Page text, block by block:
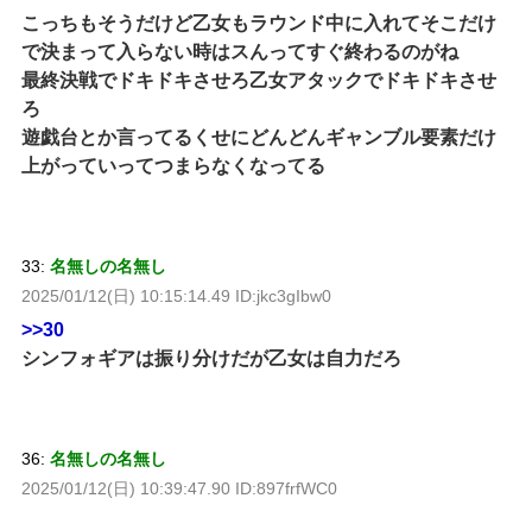
こっちもそうだけど乙女もラウンド中に入れてそこだけ
で決まって入らない時はスんってすぐ終わるのがね
最終決戦でドキドキさせろ乙女アタックでドキドキさせ
ろ
遊戯台とか言ってるくせにどんどんギャンブル要素だけ
上がっていってつまらなくなってる
33: 名無しの名無し
2025/01/12(日) 10:15:14.49 ID:jkc3gIbw0
>>30
シンフォギアは振り分けだが乙女は自力だろ
36: 名無しの名無し
2025/01/12(日) 10:39:47.90 ID:897frfWC0